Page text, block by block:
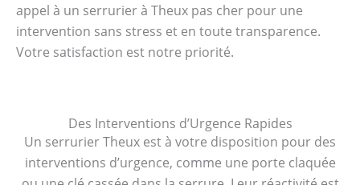
appel à un serrurier à Theux pas cher pour une
intervention sans stress et en toute transparence.
Votre satisfaction est notre priorité.
Des Interventions d’Urgence Rapides
Un serrurier Theux est à votre disposition pour des
interventions d’urgence, comme une porte claquée